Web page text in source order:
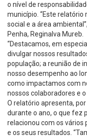
o nível de
município. “Este
social e a área
Penha, Reginalva Mureb.
“Destacamos, em
divulgar nossos
população; a reunião de
nosso desempenho ao
como impactamos com
nossos colaboradores e
O relatório apresenta,
durante o ano, o que fez
relacionou com os vários
e os seus resultados.